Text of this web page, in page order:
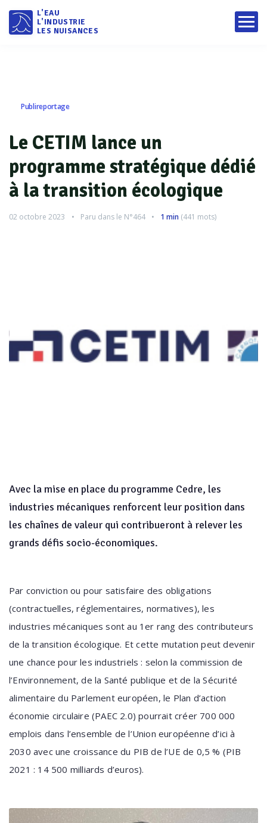
L'EAU
L'INDUSTRIE
LES NUISANCES
Publireportage
Le CETIM lance un
programme stratégique dédié
à la transition écologique
02 octobre 2023 Paru dans le N°464 1 min (441 mots)
Avec la mise en place du programme Cedre, les
industries mécaniques renforcent leur position dans
les chaînes de valeur qui contribueront à relever les
grands défis socio-économiques.
Par conviction ou pour satisfaire des obligations
(contractuelles, réglementaires, normatives), les
industries mécaniques sont au 1er rang des contributeurs
de la transition écologique. Et cette mutation peut devenir
une chance pour les industriels : selon la commission de
l’Environnement, de la Santé publique et de la Sécurité
alimentaire du Parlement européen, le Plan d’action
économie circulaire (PAEC 2.0) pourrait créer 700 000
emplois dans l’ensemble de l’Union européenne d’ici à
2030 avec une croissance du PIB de l’UE de 0,5 % (PIB
2021 : 14 500 milliards d’euros).